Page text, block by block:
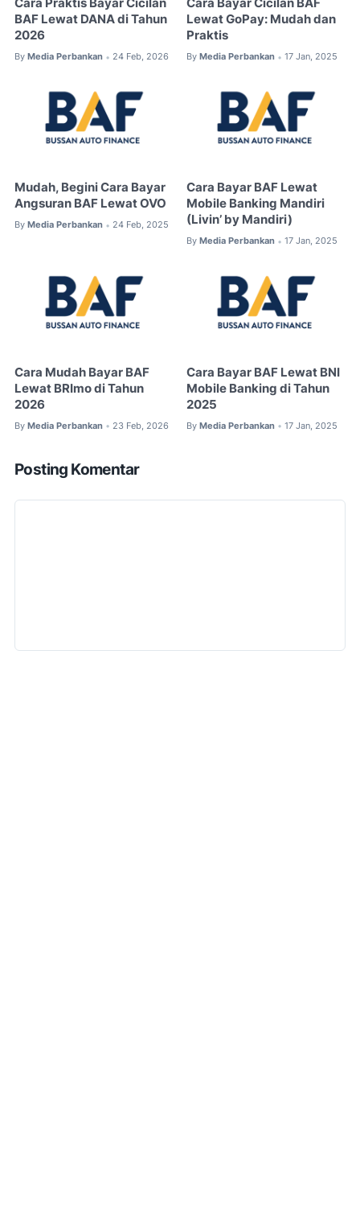
Cara Praktis Bayar Cicilan
BAF Lewat DANA di Tahun
2026
By Media Perbankan • 24 Feb, 2026
Cara Bayar Cicilan BAF
Lewat GoPay: Mudah dan
Praktis
By Media Perbankan • 17 Jan, 2025
Mudah, Begini Cara Bayar
Angsuran BAF Lewat OVO
By Media Perbankan • 24 Feb, 2025
Cara Bayar BAF Lewat
Mobile Banking Mandiri
(Livin’ by Mandiri)
By Media Perbankan • 17 Jan, 2025
Cara Mudah Bayar BAF
Lewat BRImo di Tahun
2026
By Media Perbankan • 23 Feb, 2026
Cara Bayar BAF Lewat BNI
Mobile Banking di Tahun
2025
By Media Perbankan • 17 Jan, 2025
Posting Komentar